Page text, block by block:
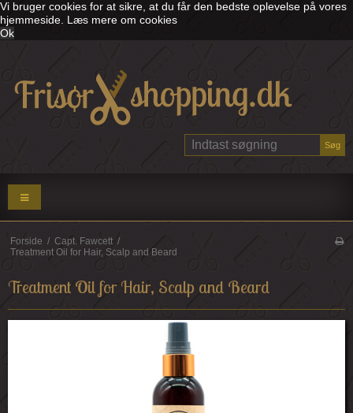
Vi bruger cookies for at sikre, at du får den bedste oplevelse på vores
hjemmeside. Læs mere om cookies
Ok
Søg
Forside / Capt. Fawcett /
Treatment Oil for Hair, Scalp and Beard
Treatment Oil for Hair, Scalp and Beard